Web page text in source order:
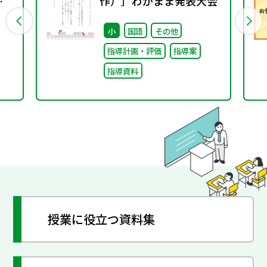
小 国語
その他
指導計画・評価
指導案
指導資料
授業に役立つ資料集